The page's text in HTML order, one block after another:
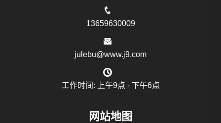
13659630009
julebu@www.j9.com
工作时间: 上午9点 - 下午6点
网站地图